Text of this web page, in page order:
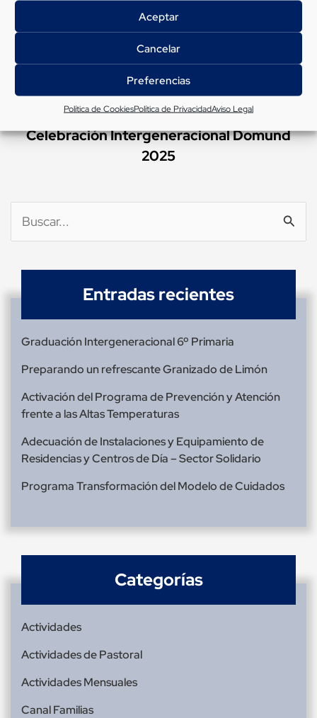
Aceptar
Cancelar
Preferencias
Política de CookiesPolítica de PrivacidadAviso Legal
Celebración Intergeneracional Domund
2025
Buscar
por:
Entradas recientes
Graduación Intergeneracional 6º Primaria
Preparando un refrescante Granizado de Limón
Activación del Programa de Prevención y Atención
frente a las Altas Temperaturas
Adecuación de Instalaciones y Equipamiento de
Residencias y Centros de Día – Sector Solidario
Programa Transformación del Modelo de Cuidados
Categorías
Actividades
Actividades de Pastoral
Actividades Mensuales
Canal Familias